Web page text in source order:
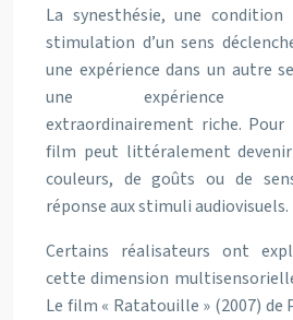
La synesthésie, une
stimulation d’un sens
une expérience dans un autre
une expérience
extraordinairement riche. Pour
film peut littéralement
couleurs, de goûts ou de
réponse aux stimuli audiovisuels.
Certains réalisateurs ont
cette dimension
Le film « Ratatouille » (2007) de